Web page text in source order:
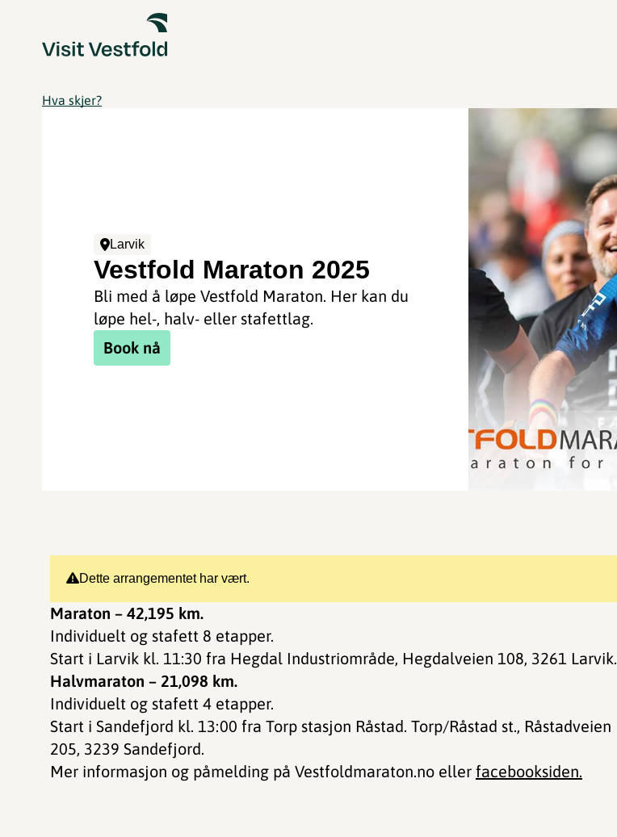
Hva skjer?
Larvik
Vestfold Maraton 2025
Bli med å løpe Vestfold Maraton. Her kan du
løpe hel-, halv- eller stafettlag.
Book nå
Dette arrangementet har vært.
Maraton – 42,195 km.
Individuelt og stafett 8 etapper.
Start i Larvik kl. 11:30 fra Hegdal Industriområde, Hegdalveien 108, 3261 Larvik.
Halvmaraton – 21,098 km.
Individuelt og stafett 4 etapper.
Start i Sandefjord kl. 13:00 fra Torp stasjon Råstad. Torp/Råstad st., Råstadveien
205, 3239 Sandefjord.
Mer informasjon og påmelding på Vestfoldmaraton.no eller facebooksiden.